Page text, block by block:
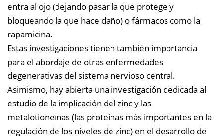
entra al ojo (dejando pasar la que protege y
bloqueando la que hace daño) o fármacos como la
rapamicina.
Estas investigaciones tienen también importancia
para el abordaje de otras enfermedades
degenerativas del sistema nervioso central.
Asimismo, hay abierta una investigación dedicada al
estudio de la implicación del zinc y las
metalotioneínas (las proteínas más importantes en la
regulación de los niveles de zinc) en el desarrollo de